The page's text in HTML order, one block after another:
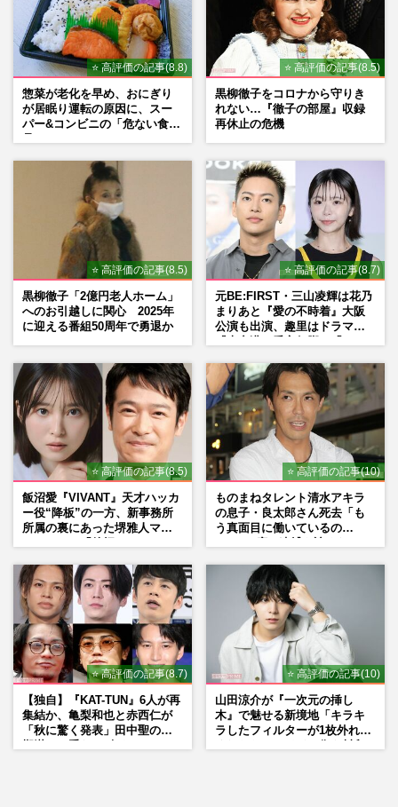
《NHK紅白歌合戦 本当に見たい「紅
組」ランキング》松田聖子、Ado、
YOASOBIらを抑えたダントツ1位は中森
明…
2025/11/15
《松田聖子好きな曲ランキング》デビュー
ったNewJeansも熱唱『青い…
週刊女性2025年9月16日号 2025/9/6
“松田聖子の後継者”と期待されていた松本
典子、志村けんさんの出会いが転機に「怖
いという思いもあった」
週刊女性2025年8月12日号 2025/8/4
⭐ 高評価の記事(8.8)
惣菜が老化を早め、おにぎり
が居眠り運転の原因に、スー
パー&コンビニの「危ない食
⭐ 高評価の記事(8.5)
黒柳徹子をコロナから守りき
れない…『徹子の部屋』収録
再休止の危機
⭐ 高評価の記事(8.5)
黒柳徹子「2億円老人ホーム」
へのお引越しに関心 2025年
に迎える番組50周年で勇退か
⭐ 高評価の記事(8.7)
元BE:FIRST・三山凌輝は花乃
まりあと『愛の不時着』大阪
公演も出演、趣里はドラマ
⭐ 高評価の記事(8.5)
飯沼愛『VIVANT』天才ハッカ
ー役“降板”の一方、新事務所
所属の裏にあった堺雅人マネ
⭐ 高評価の記事(10)
ものまねタレント清水アキラ
の息子・良太郎さん死去「も
う真面目に働いているの
⭐ 高評価の記事(8.7)
【独自】『KAT-TUN』6人が再
集結か、亀梨和也と赤西仁が
「秋に驚く発表」田中聖の刑
⭐ 高評価の記事(10)
山田涼介が『一次元の挿し
木』で魅せる新境地「キラキ
ラしたフィルターが1枚外れて